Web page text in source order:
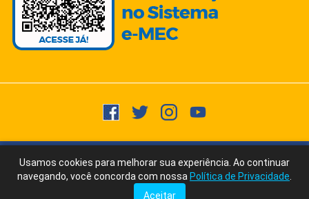
Copyright © 2015 -2026- Todos os direitos reservados. Usuários
Online:357
Ícones/Imagens by Freepik | Fonte Texto: ChatGPT/AI Writer by Ubersuggest
Usamos cookies para melhorar sua experiência. Ao continuar
navegando, você concorda com nossa Política de Privacidade
Aceitar
Fale Conosco
via WhatsApp